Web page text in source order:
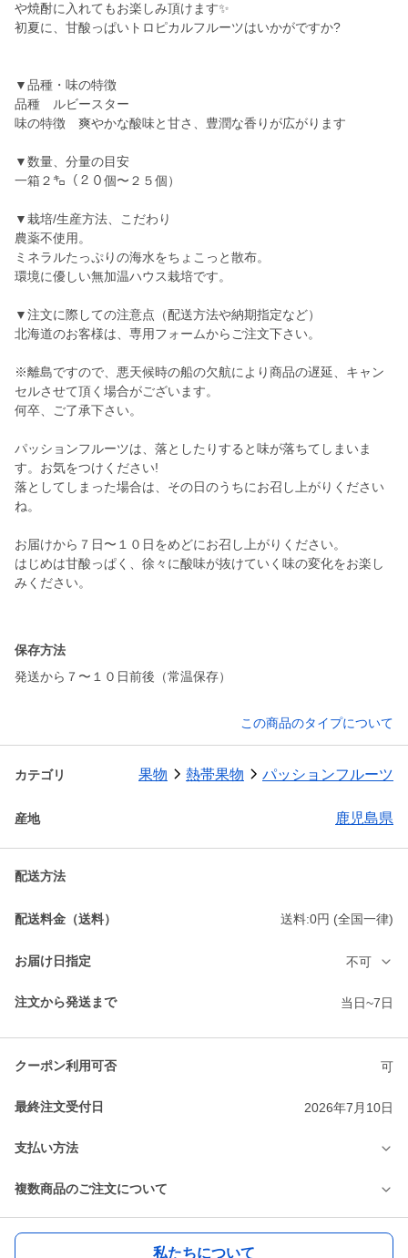
や焼酎に入れてもお楽しみ頂けます✨
初夏に、甘酸っぱいトロピカルフルーツはいかがですか?
▼品種・味の特徴
品種 ルビースター
味の特徴 爽やかな酸味と甘さ、豊潤な香りが広がります
▼数量、分量の目安
一箱２㌔（２０個〜２５個）
▼栽培/生産方法、こだわり
農薬不使用。
ミネラルたっぷりの海水をちょこっと散布。
環境に優しい無加温ハウス栽培です。
▼注文に際しての注意点（配送方法や納期指定など）
北海道のお客様は、専用フォームからご注文下さい。
※離島ですので、悪天候時の船の欠航により商品の遅延、キャン
セルさせて頂く場合がございます。
何卒、ご了承下さい。
パッションフルーツは、落としたりすると味が落ちてしまいま
す。お気をつけください!
落としてしまった場合は、その日のうちにお召し上がりください
ね。
お届けから７日〜１０日をめどにお召し上がりください。
はじめは甘酸っぱく、徐々に酸味が抜けていく味の変化をお楽し
みください。
保存方法
発送から７〜１０日前後（常温保存）
この商品のタイプについて
カテゴリ 果物 熱帯果物 パッションフルーツ
産地 鹿児島県
配送方法
配送料金（送料） 送料:0円 (全国一律)
お届け日指定 不可
注文から発送まで 当日~7日
クーポン利用可否 可
最終注文受付日 2026年7月10日
支払い方法
複数商品のご注文について
私たちについて